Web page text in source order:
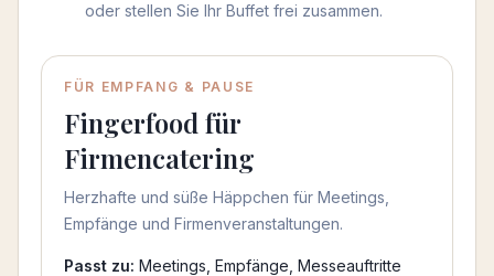
oder stellen Sie Ihr Buffet frei zusammen.
Menü auswählen
FÜR EMPFANG & PAUSE
Fingerfood für
Firmencatering
Herzhafte und süße Häppchen für Meetings,
Empfänge und Firmenveranstaltungen.
Passt zu: Meetings, Empfänge, Messeauftritte